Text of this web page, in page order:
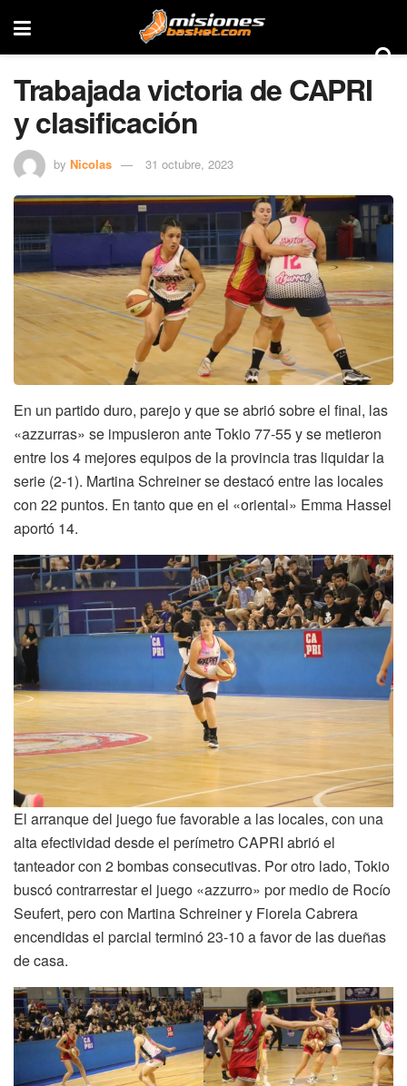
Trabajada victoria de CAPRI
y clasificación
by Nicolas 31 octubre, 2023
En un partido duro, parejo y que se abrió sobre el final, las
«azzurras» se impusieron ante Tokio 77-55 y se metieron
entre los 4 mejores equipos de la provincia tras liquidar la
serie (2-1). Martina Schreiner se destacó entre las locales
con 22 puntos. En tanto que en el «oriental» Emma Hassel
aportó 14.
El arranque del juego fue favorable a las locales, con una
alta efectividad desde el perímetro CAPRI abrió el
tanteador con 2 bombas consecutivas. Por otro lado, Tokio
buscó contrarrestar el juego «azzurro» por medio de Rocío
Seufert, pero con Martina Schreiner y Fiorela Cabrera
encendidas el parcial terminó 23-10 a favor de las dueñas
de casa.